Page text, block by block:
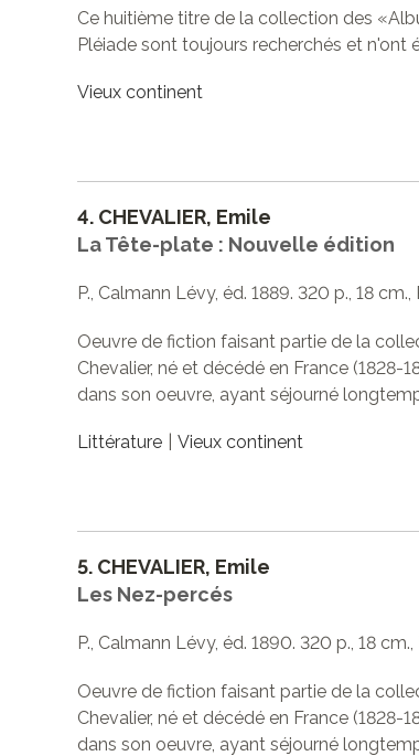
Ce huitième titre de la collection des
Pléiade sont toujours recherchés et n'ont
Vieux continent
4. CHEVALIER, Emile
La Tête-plate : Nouvelle édition
P., Calmann Lévy, éd. 1889. 320 p., 18
Oeuvre de fiction faisant partie de la
Chevalier, né et décédé en France (1828-
dans son oeuvre, ayant séjourné
Littérature Vieux continent
5. CHEVALIER, Emile
Les Nez-percés
P., Calmann Lévy, éd. 1890. 320 p., 18
Oeuvre de fiction faisant partie de la
Chevalier, né et décédé en France (1828-
dans son oeuvre, ayant séjourné